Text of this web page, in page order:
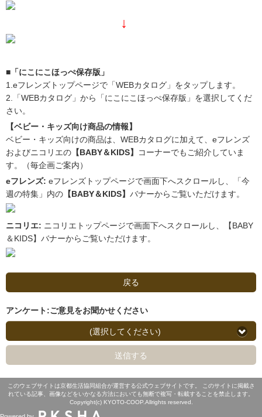
↓
■「にこにこほっぺ保存版」
1.eフレンズトップページで「WEBカタログ」をタップします。
2.「WEBカタログ」から「にこにこほっぺ保存版」を選択してくだ
さい。
【ベビー・キッズ向け商品の情報】
ベビー・キッズ向けの商品は、WEBカタログに加えて、eフレンズ
およびニコリエの 【BABY＆KIDS】
コーナーでもご紹介していま
す。（毎企画ご案内）
eフレンズ: eフレンズトップページで画面下へスクロールし、「今
週の特集」内の 【BABY＆KIDS】 バナーからご覧いただけます。
ニコリエ: ニコリエトップページで画面下へスクロールし、【BABY
＆KIDS】バナーからご覧いただけます。
戻る
アンケート:ご意見をお聞かせください
(選択してください)
送信する
このウェブサイトは京都生活協同組合が運営する公式ウェブサイトです。 このサイトに掲載さ
れている記事、画像などをいかなる方法においても無断で複写・転載することを禁止します。
Copyright(c) KYOTO-COOP.Allrights reserved.